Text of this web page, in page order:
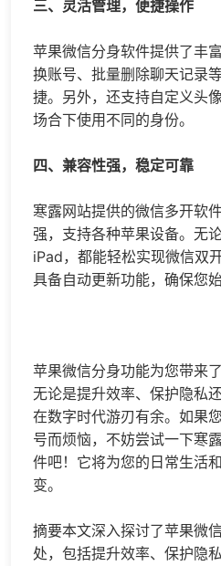
三、灵活管理，便捷操作
苹果微信分身软件提供了丰
换账号、批量删除聊天记录
捷。另外，还支持自定义头
场合下使用不同的身份。
四、兼容性强，稳定可靠
寒露网站提供的微信多开软
强，支持各种苹果设备。无
iPad，都能轻松实现微信双
具备自动更新功能，确保您
苹果微信分身功能为您带来
无论是提升效率、保护隐私
在数字时代游刃有余。如果
号而烦恼，不妨尝试一下寒
件吧！它将为您的日常生活
变。
摘要本文深入探讨了苹果微
处，包括提升效率、保护隐